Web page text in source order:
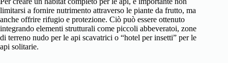
limitarsi a fornire nutrimento attraverso le piante da frutto, ma
anche offrire rifugio e protezione. Ciò può essere ottenuto
integrando elementi strutturali come piccoli abbeveratoi, zone
di terreno nudo per le api scavatrici o “hotel per insetti” per le
api solitarie.